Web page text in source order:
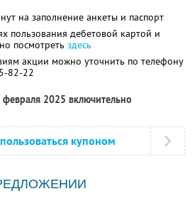
на заполнение анкеты и паспорт
пользования дебетовой картой и
посмотреть здесь
акции можно уточнить по телефону
82-22
2025 включительно
купоном